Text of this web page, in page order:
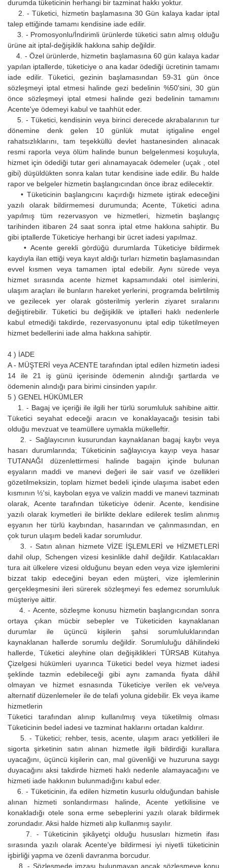
durumda tüketicinin herhangi bir tazminat hakkı yoktur.
2. - Tüketici, hizmetin başlamasına 30 Gün kalaya kadar iptal
talep ettiğinde tamamı kendisine iade edilir.
3. - Promosyonlu/İndirimli ürünlerde tüketici satın almış olduğu
ürüne ait iptal-değişiklik hakkına sahip değildir.
4. - Özel ürünlerde, hizmetin başlamasına 60 gün kalaya kadar
yapılan iptallerde, tüketiciye o ana kadar ödediği ücretinin tamamı
iade edilir. Tüketici, gezinin başlamasından 59-31 gün önce
sözleşmeyi iptal etmesi halinde gezi bedelinin %50'sini, 30 gün
önce sözleşmeyi iptal etmesi halinde gezi bedelinin tamamını
Acente'ye ödemeyi kabul ve taahhüt eder.
5. - Tüketici, kendisinin veya birinci derecede akrabalarının tur
dönemine denk gelen 10 günlük mutat iştigaline engel
rahatsızlıklarını, tam teşekküllü devlet hastanesinden alınacak
resmi raporla veya ölüm halinde bunun belgelenmesi koşuluyla,
hizmet için ödediği tutar geri alınamayacak ödemeler (uçak , otel
gibi) düşüldükten sonra kalan tutar kendisine iade edilir. Bu halde
rapor ve belgeler hizmetin başlangıcından önce ibraz edilecektir.
• Tüketicinin başlangıcını kaçırdığı hizmete iştirak edeceğini
yazılı olarak bildirmemesi durumunda; Acente, Tüketici adına
yapılmış tüm rezervasyon ve hizmetleri, hizmetin başlangıç
tarihinden itibaren 24 saat sonra iptal etme hakkına sahiptir. Bu
gibi iptallerde Tüketiciye herhangi bir ücret iadesi yapılmaz.
• Acente gerekli gördüğü durumlarda Tüketiciye bildirmek
kaydıyla ilan ettiği veya kayıt aldığı turları hizmetin başlamasından
evvel kısmen veya tamamen iptal edebilir. Aynı sürede veya
hizmet sırasında acente hizmet kapsamındaki otel isimlerini,
ulaşım araçları ile bunların hareket yerlerini, programda belirtilmiş
ve gezilecek yer olarak gösterilmiş yerlerin ziyaret sıralarını
değiştirebilir. Tüketici bu değişiklik ve iptalleri haklı nedenlerle
kabul etmediği takdirde, rezervasyonunu iptal edip tüketilmeyen
hizmet bedellerini iade alma hakkına sahiptir.
4 ) İADE
A - MÜŞTERİ veya ACENTE tarafından iptal edilen hizmetin iadesi
14 ile 21 iş günü içerisinde ödemenin alındığı şartlarda ve
ödemenin alındığı para birimi cinsinden yapılır.
5 ) GENEL HÜKÜMLER
1. - Bagaj ve içeriği ile ilgili her türlü sorumluluk sahibine aittir.
Tüketici seyahat edeceği aracın ve konaklayacağı tesisin tabi
olduğu mevzuat ve teamüllere uymakla mükelleftir.
2. - Sağlayıcının kusurundan kaynaklanan bagaj kaybı veya
hasarı durumlarında; Tüketicinin sağlayıcıya kayıp veya hasar
TUTANAĞI düzenlettirmesi halinde bagajın içinde bulunan
eşyaların maddi ve manevi değeri ile sair vasıf ve özellikleri
gözetilmeksizin, toplam hizmet bedeli içinde ulaşıma isabet eden
kısmının ½'si, kaybolan eşya ve valizin maddi ve manevi tazminatı
olarak, Acente tarafından tüketiciye ödenir. Acente, kendisine
yazılı olarak kıymetleri ile birlikte deklare edilerek teslim alınmış
eşyanın her türlü kaybından, hasarından ve çalınmasından, en
çok turun ulaşım bedeli kadar sorumludur.
3. - Satın alınan hizmete VİZE İŞLEMLERİ ve HİZMETLERİ
dahil olup, Schengen vizesi kesinlikle dahil değildir. Katılacakları
tura ait ülkelere vizesi olduğunu beyan eden veya vize işlemlerini
bizzat takip edeceğini beyan eden müşteri, vize işlemlerinin
gerçekleşmesini ileri sürerek sözleşmeyi fes edemez sorumluluk
müşteriye aittir.
4. - Acente, sözleşme konusu hizmetin başlangıcından sonra
ortaya çıkan mücbir sebepler ve Tüketiciden kaynaklanan
durumlar ile üçüncü kişilerin şahsi sorumluluklarından
kaynaklanan hallerde sorumlu değildir. Sorumluluğu dâhilindeki
hallerde, Tüketici aleyhine olan değişiklikleri TÜRSAB Kütahya
Çizelgesi hükümleri uyarınca Tüketici bedel veya hizmet iadesi
şeklinde tazmin edebileceği gibi aynı zamanda fiyata dâhil
olmayan ve hizmet esnasında Tüketiciye verilen ek ve/veya
alternatif düzenlemeler ile de telafi yoluna gidebilir. Ek veya ikame
hizmetlerin
Tüketici tarafından alınıp kullanılmış veya tüketilmiş olması
Tüketicinin bedel iadesi ve tazminat haklarını ortadan kaldırır.
5. - Tüketici; rehber, tesis, acente, ulaşım aracı yetkilileri ile
sigorta şirketinin satın alınan hizmetle ilgili bildirdiği kurallara
uyacağını, üçüncü kişilerin can, mal güvenliği ve huzuruna saygı
duyacağını aksi takdirde hizmeti haklı nedenle alamayacağını ve
hizmeti iade hakkının bulunmadığını kabul eder.
6. - Tüketicinin, ifa edilen hizmetin kusurlu olduğundan bahisle
alınan hizmeti sonlandırması halinde, Acente yetkilisine ve
konakladığı otele sona erme sebeplerini yazılı olarak bildirmek
zorundadır. Aksi halde hizmeti alıp kullanmış sayılır.
7. - Tüketicinin şikâyetçi olduğu hususları hizmetin ifası
sırasında yazılı olarak Acente'ye bildirmesi iyi niyetli tüketicinin
işbirliği yapma ve özenli davranma borcudur.
8. - Sözleşmede imzası bulunmayan ancak sözleşmeye konu